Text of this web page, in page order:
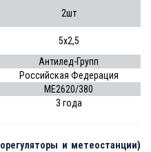
2шт
5х2,5
Антилед-Групп
Российская Федерация
МЕ2620/380
3 года
и метеостанции)